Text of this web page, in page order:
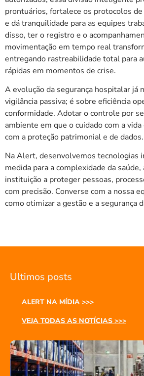
prontuários, fortalece os protocolos
e dá tranquilidade para as equipes
disso, ter o registro e o
movimentação em tempo real
entregando rastreabilidade total para
rápidas em momentos de crise.
A evolução da segurança hospitalar já
vigilância passiva; é sobre eficiência
conformidade. Adotar o controle por
ambiente em que o cuidado com a
com a proteção patrimonial e de dados.
Na Alert, desenvolvemos tecnologias
medida para a complexidade da saúde,
instituição a proteger pessoas,
com precisão. Converse com a nossa
como otimizar a gestão e a segurança
Ultimos posts
ALERT NA MÍDIA >>>
VEJA TODAS AS NOTÍCIAS >>>